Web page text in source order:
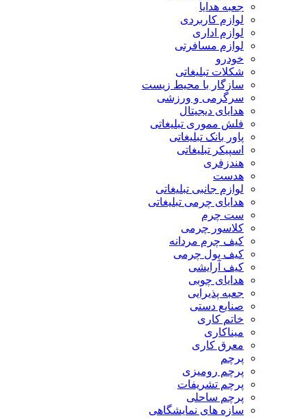
جعبه هدایا
لوازم کاربردی
لوازم اداری
لوازم مسافرتی
خودرو
شکلات تبلیغاتی
سازگار با محیط زیست
سرگرمی و ورزشی
هدایای دیجیتال
فلش مموری تبلیغاتی
پاور بانک تبلیغاتی
اسپیکر تبلیغاتی
هندزفری
هدست
لوازم جانبی تبلیغاتی
هدایای چرمی تبلیغاتی
ست چرم
کلاسور چرمی
کیف چرم مردانه
کیف پول چرمی
کیف آرایشی
هدایای چوبی
جعبه پذیرایی
صنایع دستی
خاتم کاری
میناکاری
معرق کاری
پرچم
پرچم رومیزی
پرچم تشریفات
پرچم ساحلی
سازه های نمایشگاهی